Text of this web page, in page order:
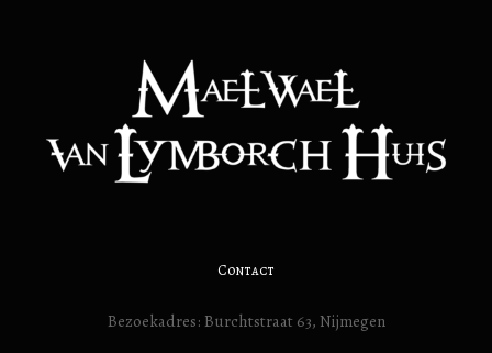
Contact
Bezoekadres: Burchtstraat 63, Nijmegen